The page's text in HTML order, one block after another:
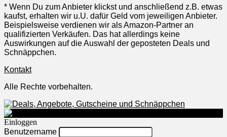
* Wenn Du zum Anbieter klickst und anschließend z.B. etwas
kaufst, erhalten wir u.U. dafür Geld vom jeweiligen Anbieter.
Beispielsweise verdienen wir als Amazon-Partner an
qualifizierten Verkäufen. Das hat allerdings keine
Auswirkungen auf die Auswahl der geposteten Deals und
Schnäppchen.
Kontakt
Alle Rechte vorbehalten.
Einloggen
Benutzername